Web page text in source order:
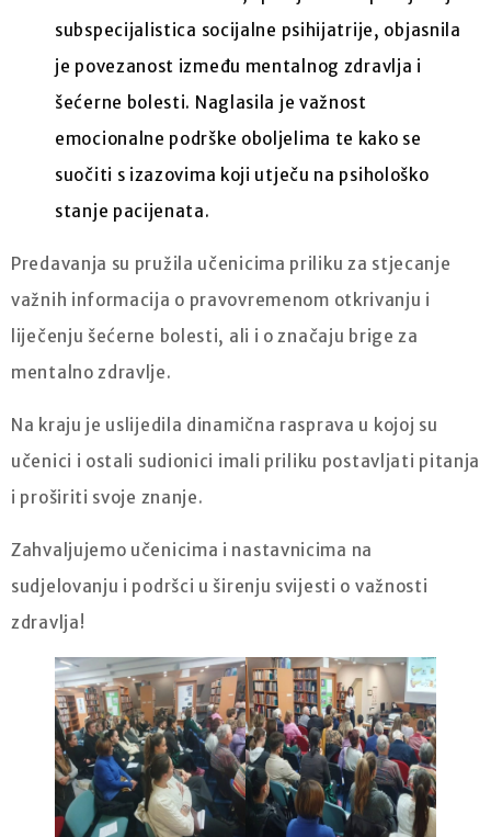
subspecijalistica socijalne psihijatrije, objasnila
je povezanost između mentalnog zdravlja i
šećerne bolesti. Naglasila je važnost
emocionalne podrške oboljelima te kako se
suočiti s izazovima koji utječu na psihološko
stanje pacijenata.
Predavanja su pružila učenicima priliku za stjecanje
važnih informacija o pravovremenom otkrivanju i
liječenju šećerne bolesti, ali i o značaju brige za
mentalno zdravlje.
Na kraju je uslijedila dinamična rasprava u kojoj su
učenici i ostali sudionici imali priliku postavljati pitanja
i proširiti svoje znanje.
Zahvaljujemo učenicima i nastavnicima na
sudjelovanju i podršci u širenju svijesti o važnosti
zdravlja!